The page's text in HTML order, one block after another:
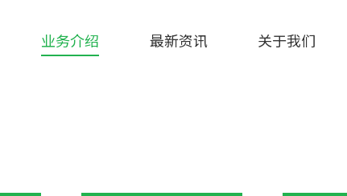
业务介绍 最新资讯 关于我们